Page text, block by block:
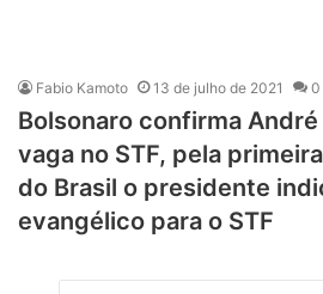
Fabio Kamoto 13 de julho de 2021 0
Bolsonaro confirma
vaga no STF, pela
do Brasil o presidente
evangélico para o STF